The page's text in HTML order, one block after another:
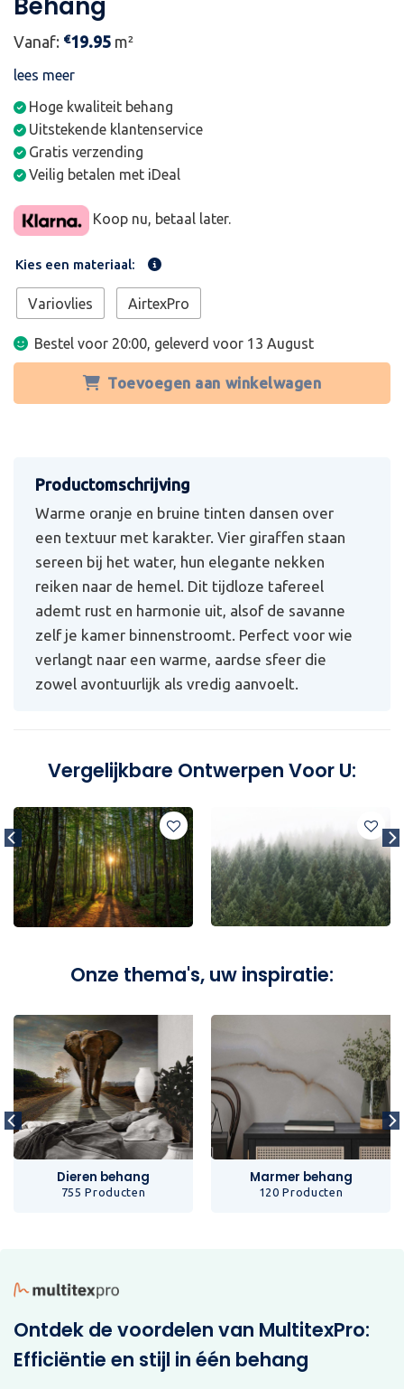
Vanaf: €19.95 m²
lees meer
Hoge kwaliteit behang
Uitstekende klantenservice
Gratis verzending
Veilig betalen met iDeal
Koop nu, betaal later.
Kies een materiaal:
Variovlies AirtexPro
Bestel voor 20:00, geleverd voor 13 August
Toevoegen aan winkelwagen
Warme oranje en bruine tinten dansen over
een textuur met karakter. Vier giraffen staan
sereen bij het water, hun elegante nekken
reiken naar de hemel. Dit tijdloze tafereel
ademt rust en harmonie uit, alsof de savanne
zelf je kamer binnenstroomt. Perfect voor wie
verlangt naar een warme, aardse sfeer die
zowel avontuurlijk als vredig aanvoelt.
Vergelijkbare Ontwerpen Voor U:
Onze thema's, uw inspiratie:
Dieren behang
755 Producten
Marmer behang
120 Producten
Ontdek de voordelen van MultitexPro:
Efficiëntie en stijl in één behang